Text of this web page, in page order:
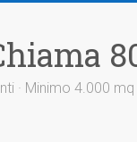
· Minimo 4.000